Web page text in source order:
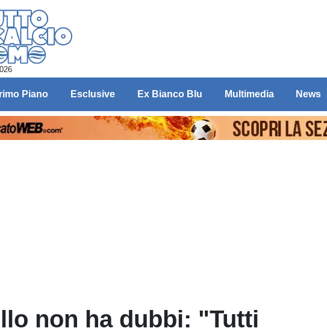
Piano Esclusive Ex Bianco Blu Multimedia News
non ha dubbi: "Tutti